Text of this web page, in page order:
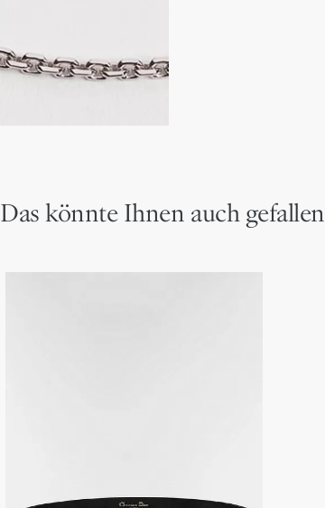
Das könnte Ihnen auch gefallen